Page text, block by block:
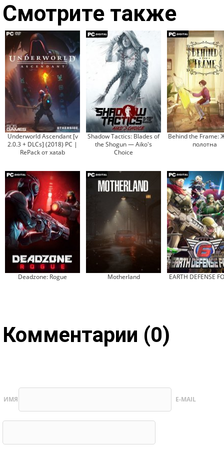
Смотрите также
Underworld Ascendant [v
2.0.3 + DLCs] (2018) PC |
RePack от xatab
Shadow Tactics: Blades of
the Shogun — Aiko's
Choice
Behind the Frame:
полотна
Deadzone: Rogue Motherland EARTH DEFENSE
Комментарии (0)
ИМЯ E-MAIL